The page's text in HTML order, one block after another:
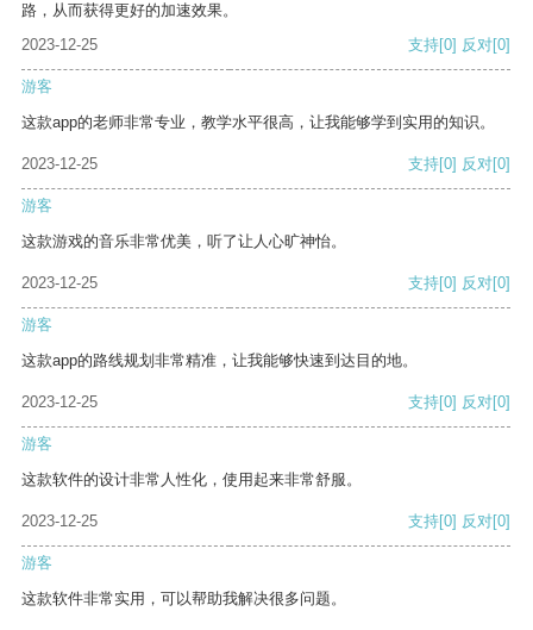
路，从而获得更好的加速效果。
2023-12-25
支持[0] 反对[0]
游客
这款app的老师非常专业，教学水平很高，让我能够学到实用的知识。
2023-12-25 支持[0] 反对[0]
游客
这款游戏的音乐非常优美，听了让人心旷神怡。
2023-12-25 支持[0] 反对[0]
游客
这款app的路线规划非常精准，让我能够快速到达目的地。
2023-12-25 支持[0] 反对[0]
游客
这款软件的设计非常人性化，使用起来非常舒服。
2023-12-25 支持[0] 反对[0]
游客
这款软件非常实用，可以帮助我解决很多问题。